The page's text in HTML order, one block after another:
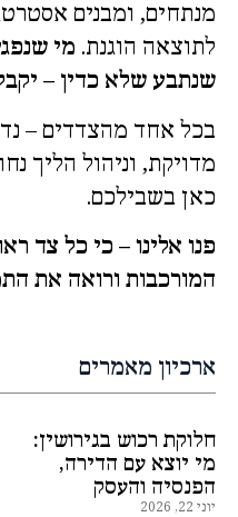
מנתחים, ומבנים
לתוצאה הוגנת. מי
שנתבע שלא כדין –
בכל אחד מהצדדים –
מדויקת, וניהול הליך
כאן בשבילכם.
פנו אלינו – כי כל צד
המורכבות ורואה את
ארכיון מאמרים
חלוקת רכוש בגירושין:
מי יוצא עם הדירה,
הפנסיה והעסק
יוני 22, 2026